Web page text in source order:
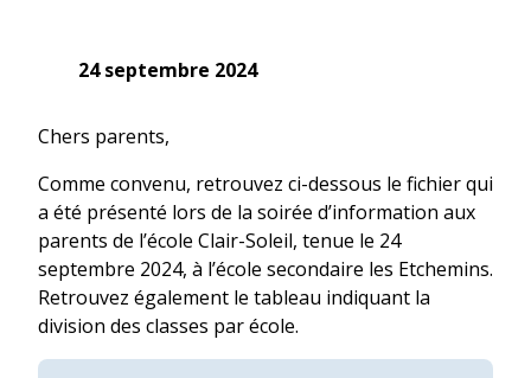
24 septembre 2024
Chers parents,
Comme convenu, retrouvez ci-dessous le fichier qui
a été présenté lors de la soirée d’information aux
parents de l’école Clair-Soleil, tenue le 24
septembre 2024, à l’école secondaire les Etchemins.
Retrouvez également le tableau indiquant la
division des classes par école.